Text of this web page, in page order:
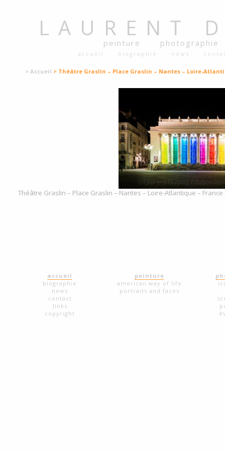
LAURENT
peinture photographie
accueil biographie news
> Accueil > Théâtre Graslin – Place Graslin – Nantes – Loire-
Théâtre Graslin – Place Graslin – Nantes – Loire-Atlantique –
accueil
biographie
news
contact
links
copyright
peinture
american way of life
portraits and faces